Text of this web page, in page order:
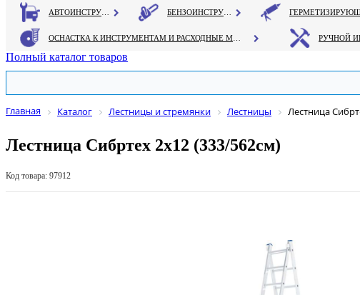
Полный каталог товаров
Главная Каталог Лестницы и стремянки Лестницы Лестница
Лестница Сибртех 2х12 (333/562см)
Код товара: 97912